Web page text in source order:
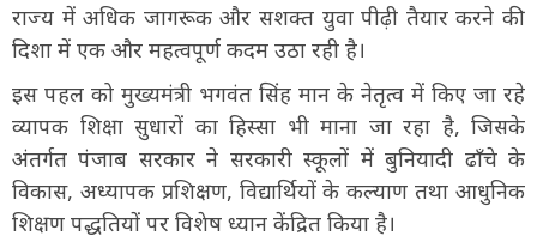
राज्य में अधिक जागरूक और सशक्त युवा पीढ़ी तैयार करने की
दिशा में एक और महत्वपूर्ण कदम उठा रही है।
इस पहल को मुख्यमंत्री भगवंत सिंह मान के नेतृत्व में किए जा रहे
व्यापक शिक्षा सुधारों का हिस्सा भी माना जा रहा है, जिसके
अंतर्गत पंजाब सरकार ने सरकारी स्कूलों में बुनियादी ढाँचे के
विकास, अध्यापक प्रशिक्षण, विद्यार्थियों के कल्याण तथा आधुनिक
शिक्षण पद्धतियों पर विशेष ध्यान केंद्रित किया है।